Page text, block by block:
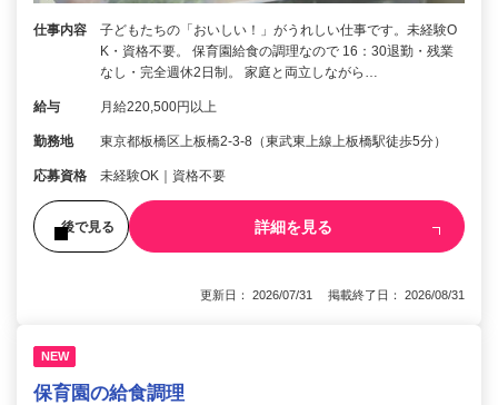
仕事内容
子どもたちの「おいしい！」がうれしい仕事です。未経験O
K・資格不要。 保育園給食の調理なので 16：30退勤・残業
なし・完全週休2日制。 家庭と両立しながら…
給与 月給220,500円以上
勤務地 東京都板橋区上板橋2-3-8（東武東上線上板橋駅徒歩5分）
応募資格 未経験OK｜資格不要
後で見る 詳細を見る
更新日： 2026/07/31 掲載終了日： 2026/08/31
NEW
保育園の給食調理